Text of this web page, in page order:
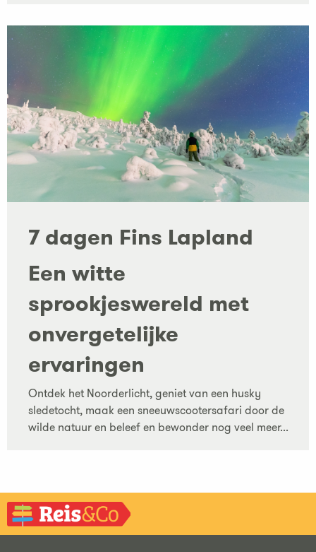
7 dagen Fins Lapland
Een witte
sprookjeswereld met
onvergetelijke
ervaringen
Ontdek het Noorderlicht, geniet van een husky
sledetocht, maak een sneeuwscootersafari door de
wilde natuur en beleef en bewonder nog veel meer...